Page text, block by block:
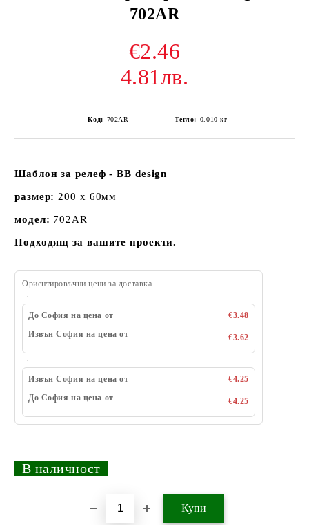
702AR
€2.46
4.81лв.
Код: 702AR Тегло: 0.010 кг
Шаблон за релеф - BB design
размер: 200 х 60мм
модел: 702AR
Подходящ за вашите проекти.
Ориентировъчни цени за доставка
До София на цена от
€3.48
Извън София на цена от
€3.62
Извън София на цена от
€4.25
До София на цена от
€4.25
В наличност